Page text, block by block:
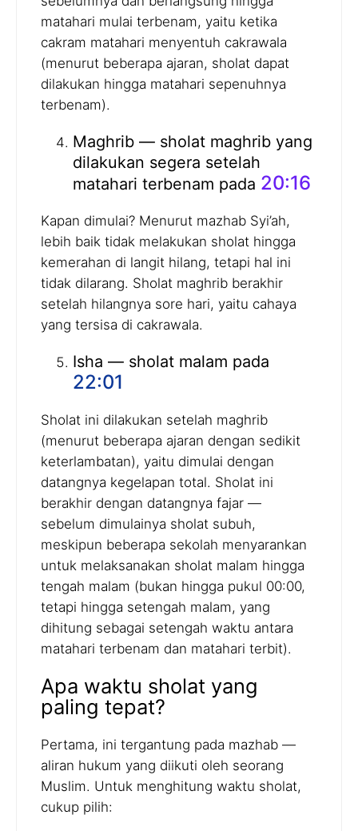
matahari mulai terbenam, yaitu ketika
cakram matahari menyentuh cakrawala
(menurut beberapa ajaran, sholat dapat
dilakukan hingga matahari sepenuhnya
terbenam).
Maghrib — sholat maghrib yang
dilakukan segera setelah
matahari terbenam pada 20:16
Kapan dimulai? Menurut mazhab Syi’ah,
lebih baik tidak melakukan sholat hingga
kemerahan di langit hilang, tetapi hal ini
tidak dilarang. Sholat maghrib berakhir
setelah hilangnya sore hari, yaitu cahaya
yang tersisa di cakrawala.
Isha — sholat malam pada
22:01
Sholat ini dilakukan setelah maghrib
(menurut beberapa ajaran dengan sedikit
keterlambatan), yaitu dimulai dengan
datangnya kegelapan total. Sholat ini
berakhir dengan datangnya fajar —
sebelum dimulainya sholat subuh,
meskipun beberapa sekolah menyarankan
untuk melaksanakan sholat malam hingga
tengah malam (bukan hingga pukul 00:00,
tetapi hingga setengah malam, yang
dihitung sebagai setengah waktu antara
matahari terbenam dan matahari terbit).
Apa waktu sholat yang
paling tepat?
Pertama, ini tergantung pada mazhab —
aliran hukum yang diikuti oleh seorang
Muslim. Untuk menghitung waktu sholat,
cukup pilih: